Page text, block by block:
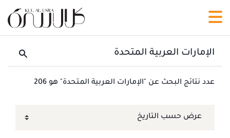
عدد نتائج البحث عن "الإمارات العربية المتحدة" هو 206